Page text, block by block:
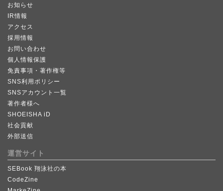
お知らせ
IR情報
アクセス
採用情報
お問い合わせ
個人情報保護
免責事項・著作権等
SNS利用ポリシー
SNSアカウント一覧
著作者様へ
SHOEISHA iD
社会貢献
外部送信
運営サイト
SEBook 翔泳社の本
CodeZine